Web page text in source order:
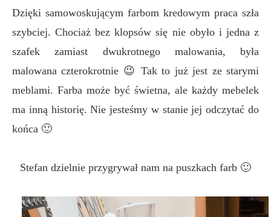
Dzięki samowoskującym farbom kredowym praca szła
szybciej. Chociaż bez klopsów się nie obyło i jedna z
szafek zamiast dwukrotnego malowania, była
malowana czterokrotnie 😉 Tak to już jest ze starymi
meblami. Farba może być świetna, ale każdy mebelek
ma inną historię. Nie jesteśmy w stanie jej odczytać do
końca 🙂
Stefan dzielnie przygrywał nam na puszkach farb 🙂